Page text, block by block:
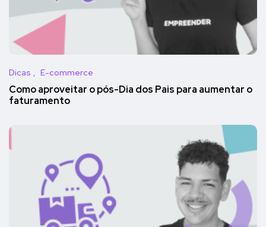
Dicas E-commerce
Como aproveitar o pós-Dia dos Pais para aumentar o
faturamento